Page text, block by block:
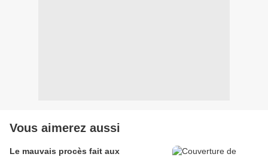
Vous aimerez aussi
Le mauvais procès fait aux